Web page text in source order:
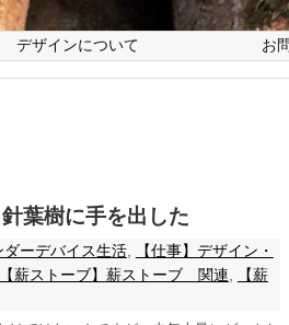
デザインについて お
葉樹に手を出した
ダーデバイス生活,
【仕事】デザイン・
【薪ストーブ】薪ストーブ 関連
【薪